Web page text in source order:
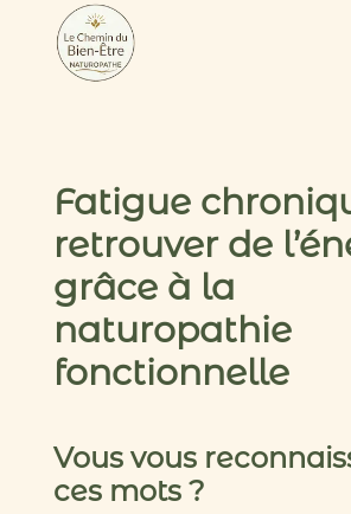
Fatigue
retrouver de
grâce à la
naturopathie
fonctionnelle
Vous vous
ces mots ?